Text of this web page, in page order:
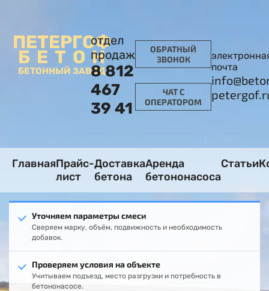
ПЕТЕРГОФ
БЕТОН
БЕТОННЫЙ ЗАВОД
отдел
продаж
8 812
467
39 41
ОБРАТНЫЙ
ЗВОНОК
ЧАТ С
ОПЕРАТОРОМ
почта
ГлавнаяПрайс-
лист
Доставка
бетона
Аренда
бетононасоса
Статьи
Уточняем параметры смеси
Сверяем марку, объём, подвижность и необходимость
добавок.
Проверяем условия на объекте
Учитываем подъезд, место разгрузки и потребность в
бетононасосе.